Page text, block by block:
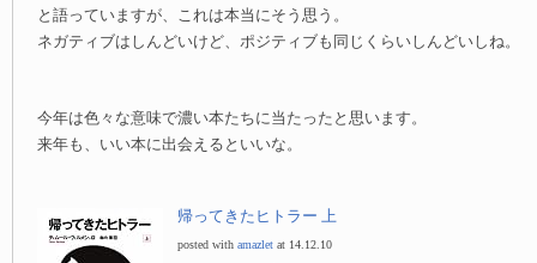
と語っていますが、これは本当にそう思う。
ネガティブはしんどいけど、ポジティブも同じくらいしんどいしね。
今年は色々な意味で濃い本たちに当たったと思います。
来年も、いい本に出会えるといいな。
帰ってきたヒトラー 上
posted with amazlet at 14.12.10